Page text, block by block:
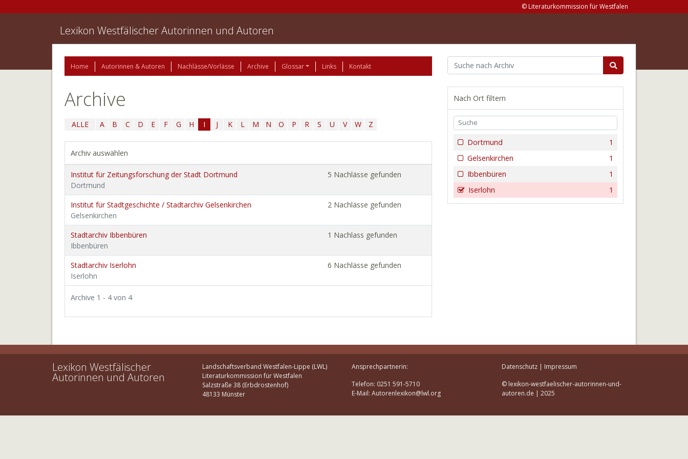
© Literaturkommission für Westfalen
Lexikon Westfälischer Autorinnen und Autoren
Home Autorinnen & Autoren Nachlässe/Vorlässe Archive Glossar Links Kontakt
Archive
ALLE A B C D E F G H I J K L M N O P R S U V W Z
Archiv auswählen
Institut für Zeitungsforschung der Stadt Dortmund
Dortmund
5 Nachlässe gefunden
Institut für Stadtgeschichte / Stadtarchiv Gelsenkirchen
Gelsenkirchen
2 Nachlässe gefunden
Stadtarchiv Ibbenbüren
Ibbenbüren
1 Nachlass gefunden
Stadtarchiv Iserlohn
Iserlohn
6 Nachlässe gefunden
Archive 1 - 4 von 4
Nach Ort filtern
1
Dortmund
1
Gelsenkirchen
1
Ibbenbüren
1
Iserlohn
Lexikon Westfälischer
Autorinnen und Autoren
Landschaftsverband Westfalen-Lippe (LWL)
Literaturkommission für Westfalen
Salzstraße 38 (Erbdrostenhof)
48133 Münster
Ansprechpartnerin:
Telefon: 0251 591-5710
E-Mail: Autorenlexikon@lwl.org
Datenschutz| Impressum
© lexikon-westfaelischer-autorinnen-und-
autoren.de | 2025